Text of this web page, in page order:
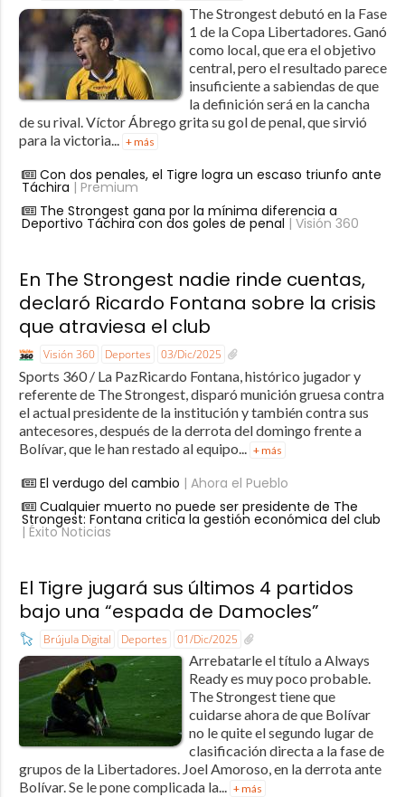
The Strongest debutó en la Fase
1 de la Copa Libertadores. Ganó
como local, que era el objetivo
central, pero el resultado parece
insuficiente a sabiendas de que
la definición será en la cancha
de su rival. Víctor Ábrego grita su gol de penal, que sirvió
para la victoria...
+ más
Con dos penales, el Tigre logra un escaso triunfo ante
Táchira | Premium
The Strongest gana por la mínima diferencia a
Deportivo Táchira con dos goles de penal | Visión 360
En The Strongest nadie rinde cuentas,
declaró Ricardo Fontana sobre la crisis
que atraviesa el club
Visión 360 Deportes 03/Dic/2025
Sports 360 / La PazRicardo Fontana, histórico jugador y
referente de The Strongest, disparó munición gruesa contra
el actual presidente de la institución y también contra sus
antecesores, después de la derrota del domingo frente a
Bolívar, que le han restado al equipo...
+ más
El verdugo del cambio | Ahora el Pueblo
Cualquier muerto no puede ser presidente de The
Strongest: Fontana critica la gestión económica del club
| Éxito Noticias
El Tigre jugará sus últimos 4 partidos
bajo una “espada de Damocles”
Brújula Digital Deportes 01/Dic/2025
Arrebatarle el título a Always
Ready es muy poco probable.
The Strongest tiene que
cuidarse ahora de que Bolívar
no le quite el segundo lugar de
clasificación directa a la fase de
grupos de la Libertadores. Joel Amoroso, en la derrota ante
Bolívar. Se le pone complicada la... + más